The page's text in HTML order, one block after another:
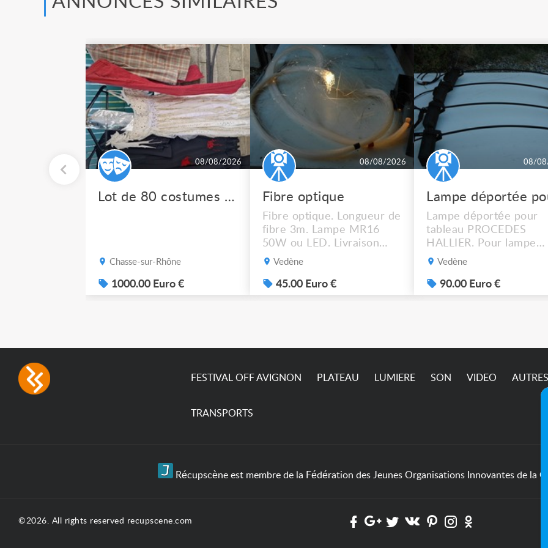
08/08/2026
Lot de 80 costumes de scène pro
Chasse-sur-Rhône
1000.00 Euro €
08/08/2026
Fibre optique
Fibre optique. Longueur de
fibre 3m. Lampe MR16
50W ou LED. Livraison
possible.
Vedène
45.00 Euro €
08/
Lampe déportée pour
tableau PROCEDES
HALLIER. Pour lampe
MR16 halogène ou LED
possible. 90€ le lot de 4.
Vedène
90.00 Euro €
FESTIVAL OFF AVIGNON PLATEAU LUMIERE SON VIDEO AUTRES
TRANSPORTS
Récupscène est membre de la Fédération des Jeunes Organisations Innovantes de la
©2026. All rights reserved recupscene.com